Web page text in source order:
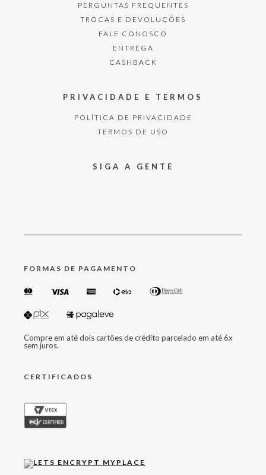
PERGUNTAS FREQUENTES
TROCAS E DEVOLUÇÕES
FALE CONOSCO
ENTREGA
CASHBACK
PRIVACIDADE E TERMOS
POLÍTICA DE PRIVACIDADE
TERMOS DE USO
SIGA A GENTE
FORMAS DE PAGAMENTO
Compre em até dois cartões de crédito parcelado em até 6x
sem juros.
CERTIFICADOS